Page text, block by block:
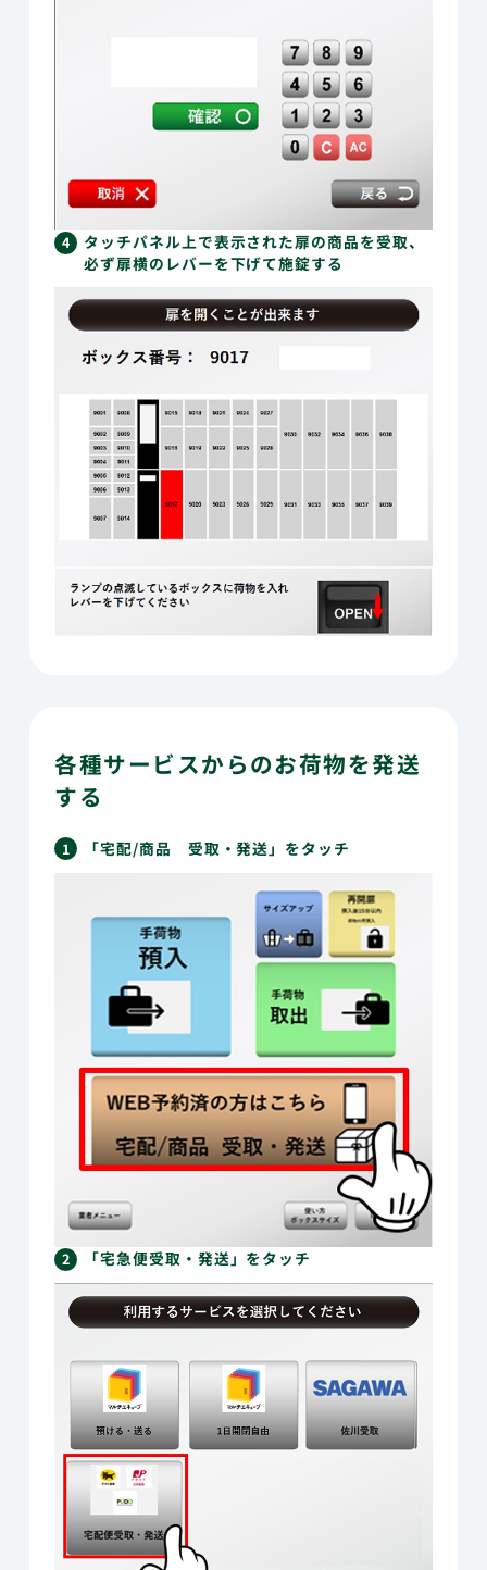
4
タッチパネル上で表示された扉の商品を受取、
必ず扉横のレバーを下げて施錠する
各種サービスからのお荷物を発送
する
1 「宅配/商品 受取・発送」をタッチ
2 「宅急便受取・発送」をタッチ